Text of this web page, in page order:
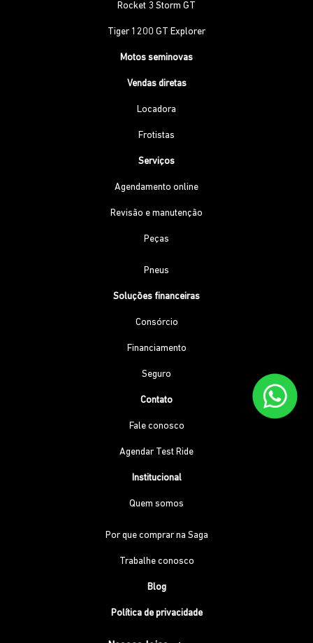
Rocket 3 Storm GT
Tiger 1200 GT Explorer
Motos seminovas
Vendas diretas
Locadora
Frotistas
Serviços
Agendamento online
Revisão e manutenção
Peças
Pneus
Soluções financeiras
Consórcio
Financiamento
Seguro
Contato
Fale conosco
Agendar Test Ride
Institucional
Quem somos
Por que comprar na Saga
Trabalhe conosco
Blog
Política de privacidade